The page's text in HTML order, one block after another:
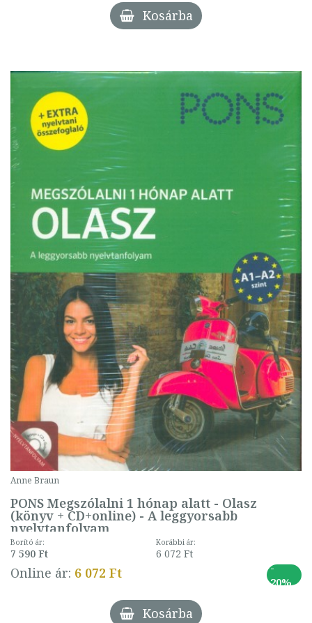
Kosárba
Anne Braun
PONS Megszólalni 1 hónap alatt - Olasz
(könyv + CD+online) - A leggyorsabb
nyelvtanfolyam
Borító ár:
7 590 Ft
Korábbi ár:
6 072 Ft
Online ár: 6 072 Ft
-
20%
Kosárba